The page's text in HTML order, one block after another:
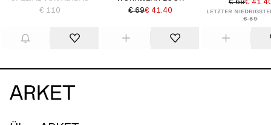
€ 110
€ 69€ 41.40
€ 69€
Letzter
€ 69